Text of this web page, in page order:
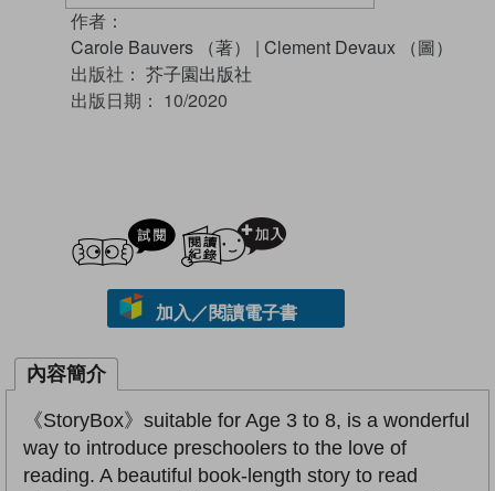
作者：
Carole Bauvers （著）
| Clement Devaux （圖）
出版社： 芥子園出版社
出版日期： 10/2020
試閲
加入／閱讀電子書
內容簡介
《StoryBox》suitable for Age 3 to 8, is a wonderful
way to introduce preschoolers to the love of
reading. A beautiful book-length story to read